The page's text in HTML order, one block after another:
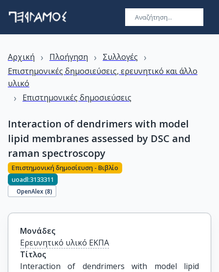
Αρχική › Πλοήγηση › Συλλογές ›
Επιστημονικές δημοσιεύσεις, ερευνητικό και άλλο
υλικό
› Επιστημονικές δημοσιεύσεις
Interaction of dendrimers with model
lipid membranes assessed by DSC and
raman spectroscopy
Επιστημονική δημοσίευση - Βιβλίο
uoadl:3133311
OpenAlex (8)
Μονάδες
Ερευνητικό υλικό ΕΚΠΑ
Τίτλος
Interaction of dendrimers with model lipid